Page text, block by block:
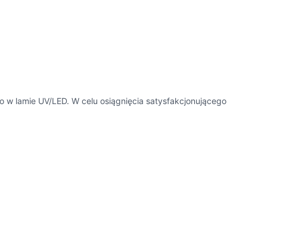
lamie UV/LED. W celu osiągnięcia satysfakcjonującego